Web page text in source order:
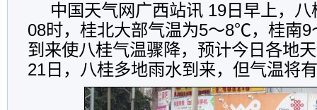
中国天气网广西站讯 19日早上，
08时，桂北大部气温为5～8℃，桂南
到来使八桂气温骤降，预计今日各地
21日，八桂多地雨水到来，但气温将